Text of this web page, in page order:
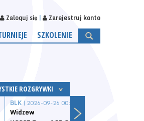
Zaloguj się Zarejestruj konto
SZKOLENIE
ROZGRYWKI
BLK | 2026-09-26 00:00
Widzew